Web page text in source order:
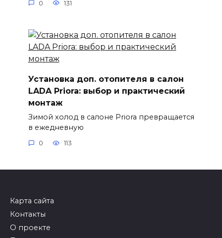
0 131
Установка доп. отопителя в салон
LADA Priora: выбор и практический
монтаж
Зимой холод в салоне Priora превращается
в ежедневную
0 113
Карта сайта
Контакты
О проекте